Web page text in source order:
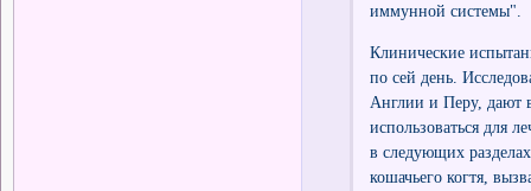
иммунной системы".
Клинические
по сей день.
Англии и Перу, дают
использоваться для
в следующих
кошачьего когтя,